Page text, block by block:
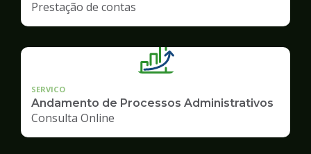
Prestação de contas
SERVICO
Andamento de Processos Administrativos
Consulta Online